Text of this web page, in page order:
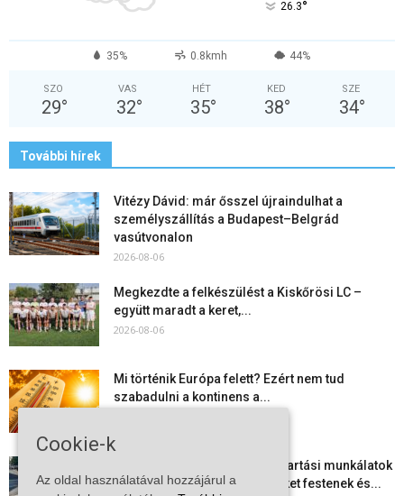
26.3°
35% 0.8kmh 44%
SZO
29°
VAS
32°
HÉT
35°
KED
38°
SZE
34°
További hírek
Vitézy Dávid: már ősszel újraindulhat a
személyszállítás a Budapest–Belgrád
vasútvonalon
2026-08-06
Megkezdte a felkészülést a Kiskőrösi LC –
együtt maradt a keret,...
2026-08-06
Mi történik Európa felett? Ezért nem tud
szabadulni a kontinens a...
Folyamatosak a nyári karbantartási munkálatok
Kiskőrösön – útburkolati jeleket festenek és...
Cookie-k
Az oldal használatával hozzájárul a